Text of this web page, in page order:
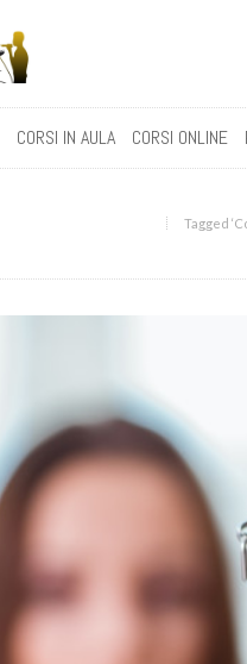
CORSI IN AULA CORSI ONLINE
Tagged